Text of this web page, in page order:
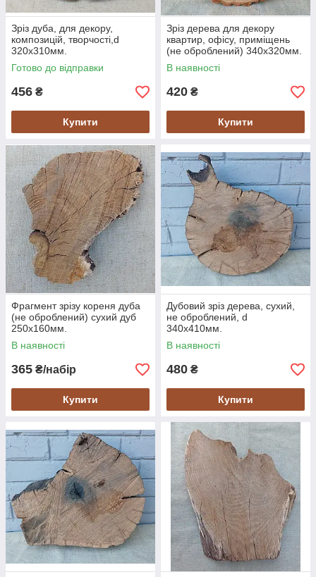
Зріз дуба, для декору,
композицій, творчості,d
320х310мм.
Готово до відправки
456 ₴
Купити
Зріз дерева для декору
квартир, офісу, приміщень
(не оброблений) 340х320мм.
В наявності
420 ₴
Купити
Фрагмент зрізу кореня дуба
(не оброблений) сухий дуб
250х160мм.
В наявності
365 ₴/набір
Купити
Дубовий зріз дерева, сухий,
не оброблений, d
340х410мм.
В наявності
480 ₴
Купити